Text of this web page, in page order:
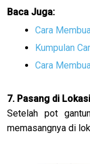
Baca Juga:
Cara
Kumpulan
Cara
7. Pasang di
Setelah pot
memasangnya di